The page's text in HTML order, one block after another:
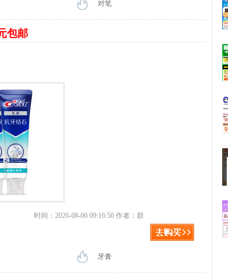
对笔
包邮
时间：2026-08-06 09:16:50 作者：群
牙膏